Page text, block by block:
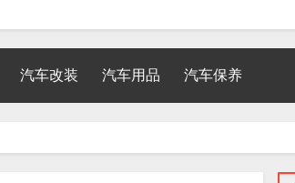
汽车改装 汽车用品 汽车保养